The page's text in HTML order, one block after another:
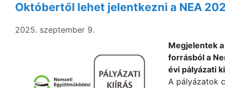
Októbertől lehet jelentkezni a NEA
2025. szeptember 9.
Megjelentek
forrásból a
évi pályázati
A pályázatok